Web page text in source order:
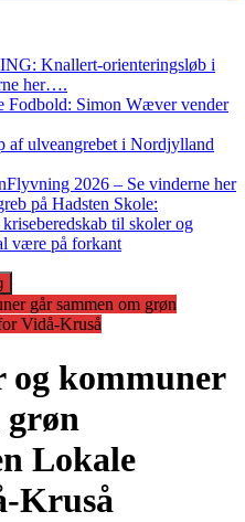
Knallert-orienteringsløb i
her….
Fodbold: Simon Wæver vender
af ulveangrebet i Nordjylland
2026 – Se vinderne her
på Hadsten Skole:
til skoler og
være på forkant
går sammen om grøn
Vidå-Kruså
kommuner
grøn
Lokale
Kruså